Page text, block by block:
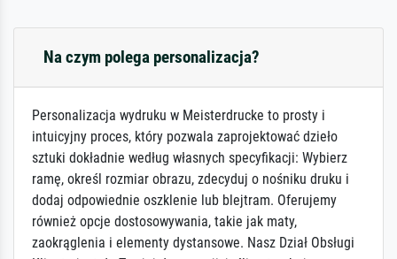
Na czym polega personalizacja?
Personalizacja wydruku w Meisterdrucke to prosty i
intuicyjny proces, który pozwala zaprojektować dzieło
sztuki dokładnie według własnych specyfikacji: Wybierz
ramę, określ rozmiar obrazu, zdecyduj o nośniku druku i
dodaj odpowiednie oszklenie lub blejtram. Oferujemy
również opcje dostosowywania, takie jak maty,
zaokrąglenia i elementy dystansowe. Nasz Dział Obsługi